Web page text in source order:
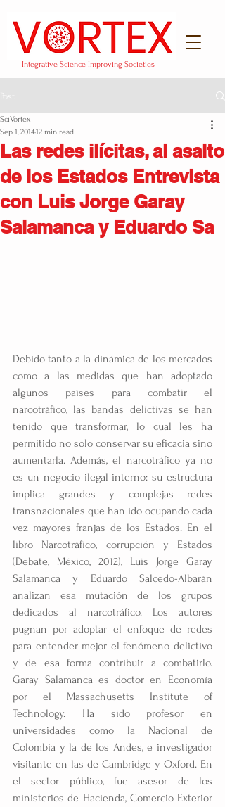
Integrative Science Improving Societies
Post
Las redes ilícitas, al asalto
de los Estados Entrevista
con Luis Jorge Garay
Salamanca y Eduardo Sa
SciVortex
Sep 1, 201412 min read
Debido tanto a la dinámica de los mercados
como a las medidas que han adoptado
algunos países para combatir el
narcotráfico, las bandas delictivas se han
tenido que transformar, lo cual les ha
permitido no solo conservar su eficacia sino
aumentarla. Además, el narcotráfico ya no
es un negocio ilegal interno: su estructura
implica grandes y complejas redes
transnacionales que han ido ocupando cada
vez mayores franjas de los Estados. En el
libro Narcotráfico, corrupción y Estados
(Debate, México, 2012), Luis Jorge Garay
Salamanca y Eduardo Salcedo-Albarán
analizan esa mutación de los grupos
dedicados al narcotráfico. Los autores
pugnan por adoptar el enfoque de redes
para entender mejor el fenómeno delictivo
y de esa forma contribuir a combatirlo.
Garay Salamanca es doctor en Economía
por el Massachusetts Institute of
Technology. Ha sido profesor en
universidades como la Nacional de
Colombia y la de los Andes, e investigador
visitante en las de Cambridge y Oxford. En
el sector público, fue asesor de los
ministerios de Hacienda, Comercio Exterior